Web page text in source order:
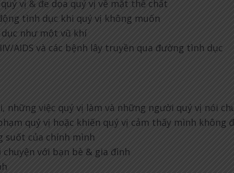
vị & đe dọa quý vị về mặt thể chất
tình dục khi quý vị không muốn
như một vũ khí
AIDS và các bệnh lây truyền qua đường tình dục
những việc quý vị làm và những người quý vị nói
quý vị hoặc khiến quý vị cảm thấy mình không
suốt của chính mình
với bạn bè & gia đình